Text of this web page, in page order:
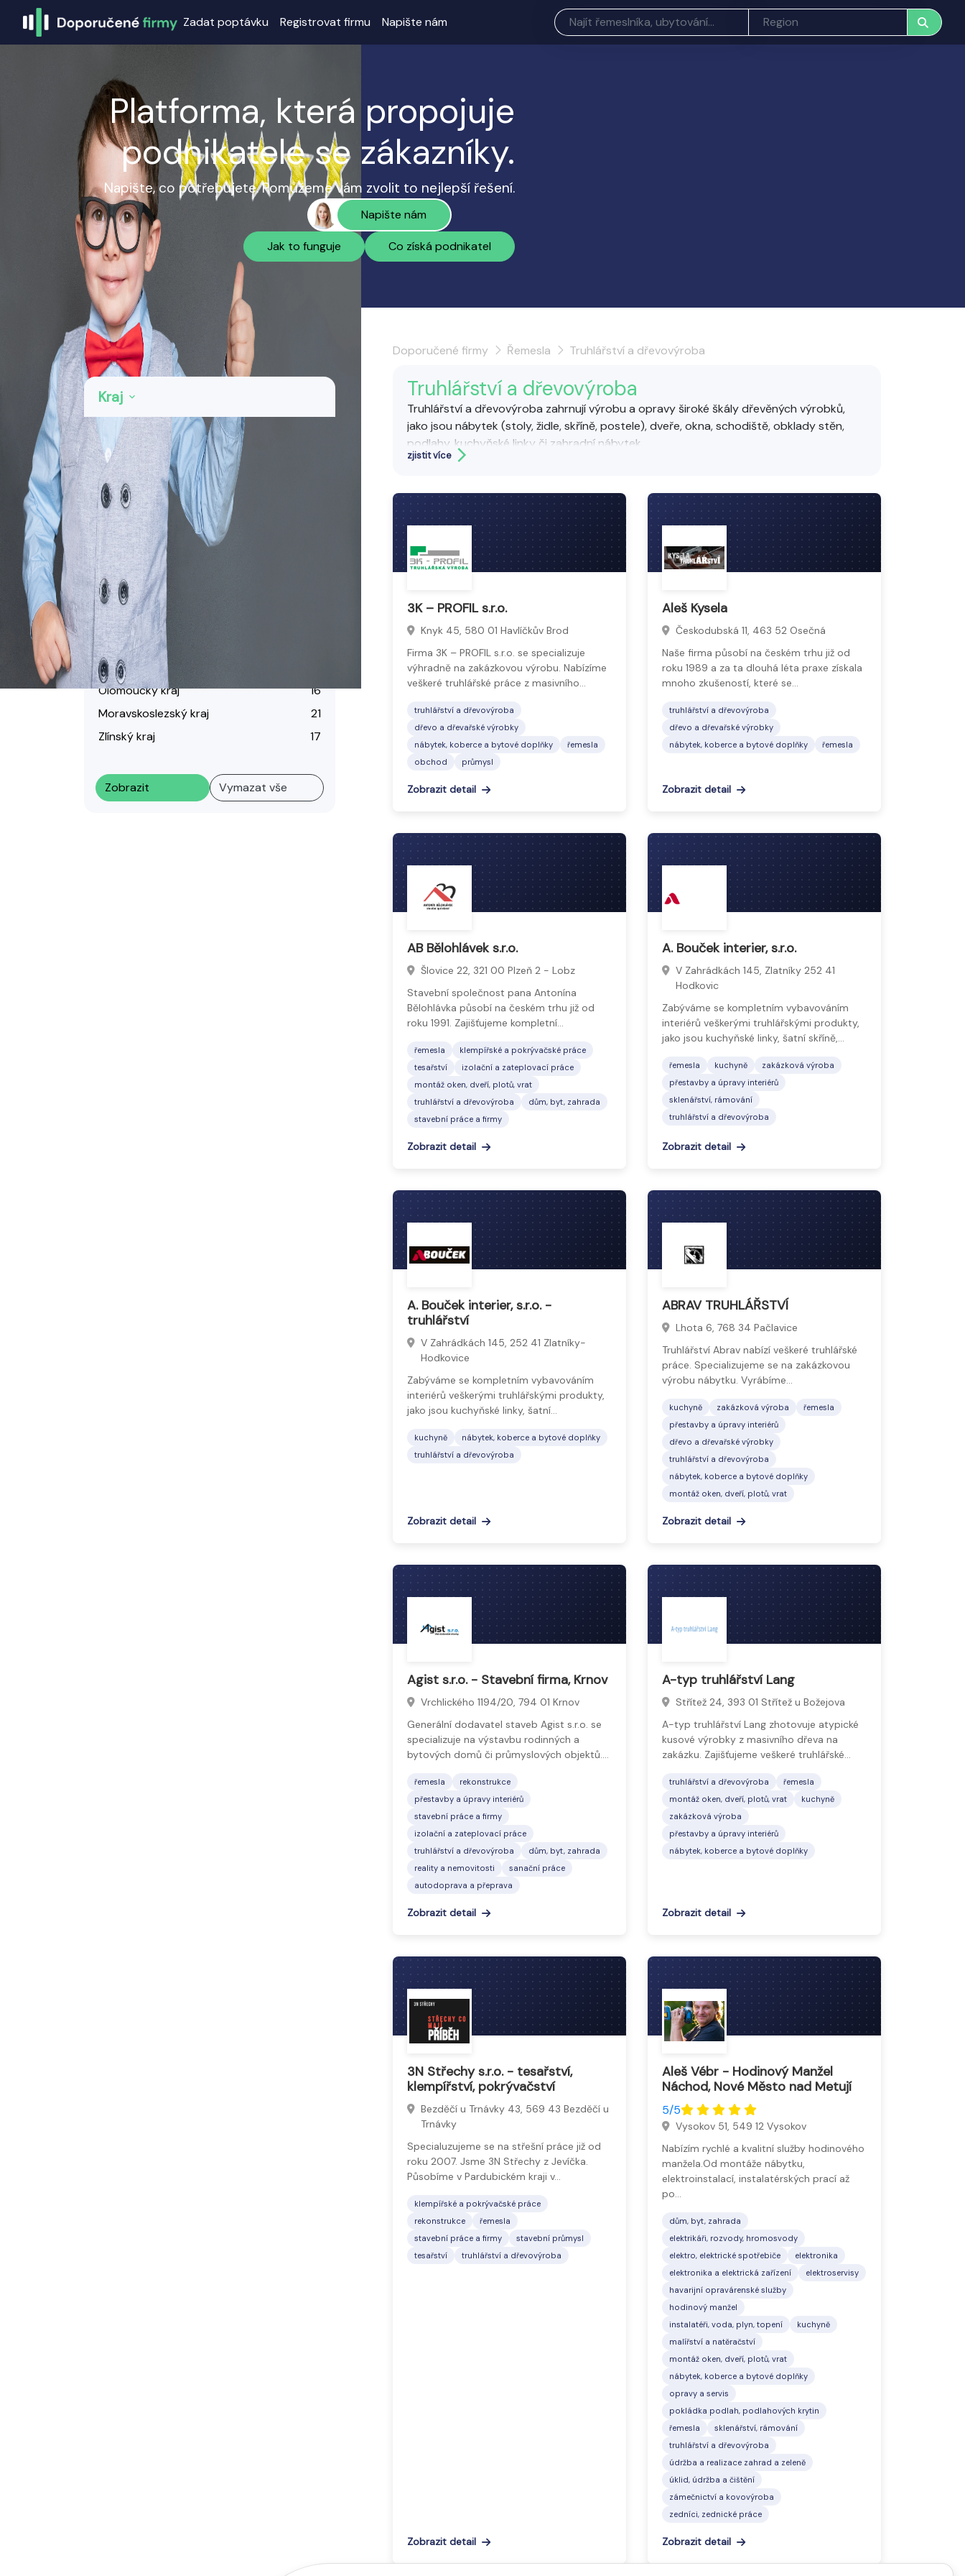
Zadat poptávku Registrovat firmu Napište nám
Platforma, která propojuje
podnikatele se zákazníky.
Napište, co potřebujete. Pomůžeme vám zvolit to nejlepší řešení.
Napište nám
Jak to funguje Co získá podnikatel
Kategorie: Truhlářství a dřevovýroba
Kraj
Praha
Středočeský kraj
Jihočeský kraj
Plzeňský kraj
Karlovarský kraj
Ústecký kraj
Liberecký kraj
Královéhradecký kraj
Pardubický kraj
Kraj Vysočina
Jihomoravský kraj
Olomoucký kraj
16
Moravskoslezský kraj
21
Zlínský kraj
17
Zobrazit Vymazat vše
Doporučené firmy Řemesla Truhlářství a dřevovýroba
Truhlářství a dřevovýroba
Truhlářství a dřevovýroba zahrnují výrobu a opravy široké škály dřevěných výrobků,
jako jsou nábytek (stoly, židle, skříně, postele), dveře, okna, schodiště, obklady stěn,
podlahy, kuchyňské linky či zahradní nábytek.
zjistit více
3K – PROFIL s.r.o.
Knyk 45, 580 01 Havlíčkův Brod
Firma 3K – PROFIL s.r.o. se specializuje
výhradně na zakázkovou výrobu. Nabízíme
veškeré truhlářské práce z masivního…
truhlářství a dřevovýroba
dřevo a dřevařské výrobky
nábytek, koberce a bytové doplňky
řemesla
obchod
průmysl
Zobrazit detail
Aleš Kysela
Českodubská 11, 463 52 Osečná
Naše firma působí na českém trhu již od
roku 1989 a za ta dlouhá léta praxe získala
mnoho zkušeností, které se…
truhlářství a dřevovýroba
dřevo a dřevařské výrobky
nábytek, koberce a bytové doplňky
řemesla
Zobrazit detail
AB Bělohlávek s.r.o.
Šlovice 22, 321 00 Plzeň 2 - Lobz
Stavební společnost pana Antonína
Bělohlávka působí na českém trhu již od
roku 1991. Zajišťujeme kompletní…
řemesla
klempířské a pokrývačské práce
tesařství
izolační a zateplovací práce
montáž oken, dveří, plotů, vrat
truhlářství a dřevovýroba
dům, byt, zahrada
stavební práce a firmy
Zobrazit detail
A. Bouček interier, s.r.o.
V Zahrádkách 145, Zlatníky 252 41
Hodkovic
Zabýváme se kompletním vybavováním
interiérů veškerými truhlářskými produkty,
jako jsou kuchyňské linky, šatní skříně,…
řemesla kuchyně
zakázková výroba
přestavby a úpravy interiérů
sklenářství, rámování
truhlářství a dřevovýroba
Zobrazit detail
A. Bouček interier, s.r.o. -
truhlářství
V Zahrádkách 145, 252 41 Zlatníky-
Hodkovice
Zabýváme se kompletním vybavováním
interiérů veškerými truhlářskými produkty,
jako jsou kuchyňské linky, šatní…
kuchyně
nábytek, koberce a bytové doplňky
truhlářství a dřevovýroba
Zobrazit detail
ABRAV TRUHLÁŘSTVÍ
Lhota 6, 768 34 Pačlavice
Truhlářství Abrav nabízí veškeré truhlářské
práce. Specializujeme se na zakázkovou
výrobu nábytku. Vyrábíme…
kuchyně zakázková výroba
řemesla
přestavby a úpravy interiérů
dřevo a dřevařské výrobky
truhlářství a dřevovýroba
nábytek, koberce a bytové doplňky
montáž oken, dveří, plotů, vrat
Zobrazit detail
Agist s.r.o. - Stavební firma, Krnov
Vrchlického 1194/20, 794 01 Krnov
Generální dodavatel staveb Agist s.r.o. se
specializuje na výstavbu rodinných a
bytových domů či průmyslových objektů.…
řemesla
rekonstrukce
přestavby a úpravy interiérů
stavební práce a firmy
izolační a zateplovací práce
truhlářství a dřevovýroba
dům, byt, zahrada
reality a nemovitosti
sanační práce
autodoprava a přeprava
Zobrazit detail
A-typ truhlářství Lang
Střítež 24, 393 01 Střítež u Božejova
A-typ truhlářství Lang zhotovuje atypické
kusové výrobky z masivního dřeva na
zakázku. Zajišťujeme veškeré truhlářské…
truhlářství a dřevovýroba
řemesla
montáž oken, dveří, plotů, vrat
kuchyně
zakázková výroba
přestavby a úpravy interiérů
nábytek, koberce a bytové doplňky
Zobrazit detail
3N Střechy s.r.o. - tesařství,
klempířství, pokrývačství
Bezděčí u Trnávky 43, 569 43 Bezděčí u
Trnávky
Specialuzujeme se na střešní práce již od
roku 2007. Jsme 3N Střechy z Jevíčka.
Působíme v Pardubickém kraji v…
klempířské a pokrývačské práce
rekonstrukce
řemesla
stavební práce a firmy
stavební průmysl
tesařství
truhlářství a dřevovýroba
Zobrazit detail
Aleš Vébr - Hodinový Manžel
Náchod, Nové Město nad Metují
5/5
Vysokov 51, 549 12 Vysokov
Nabízím rychlé a kvalitní služby hodinového
manžela.Od montáže nábytku,
elektroinstalací, instalatérských prací až
po…
dům, byt, zahrada
elektrikáři, rozvody, hromosvody
elektro, elektrické spotřebiče
elektronika
elektronika a elektrická zařízení
elektroservisy
havarijní opravárenské služby
hodinový manžel
instalatéři, voda, plyn, topení
kuchyně
malířství a natěračství
montáž oken, dveří, plotů, vrat
nábytek, koberce a bytové doplňky
opravy a servis
pokládka podlah, podlahových krytin
řemesla
sklenářství, rámování
truhlářství a dřevovýroba
údržba a realizace zahrad a zeleně
úklid, údržba a čištění
zámečnictví a kovovýroba
zedníci, zednické práce
Zobrazit detail